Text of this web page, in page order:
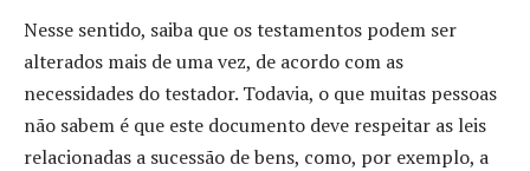
Nesse sentido, saiba que os testamentos podem ser
alterados mais de uma vez, de acordo com as
necessidades do testador. Todavia, o que muitas pessoas
não sabem é que este documento deve respeitar as leis
relacionadas a sucessão de bens, como, por exemplo, a